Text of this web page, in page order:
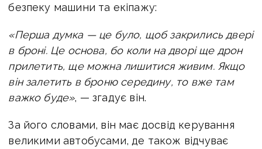
безпеку машини та екіпажу:
«Перша думка — це було, щоб закрились двері
в броні. Це основа, бо коли на дворі ще дрон
прилетить, ще можна лишитися живим. Якщо
він залетить в броню середину, то вже там
важко буде», — згадує він.
За його словами, він має досвід керування
великими автобусами, де також відчуває